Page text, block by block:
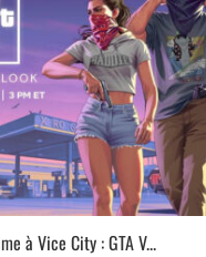
à Vice City : GTA V...